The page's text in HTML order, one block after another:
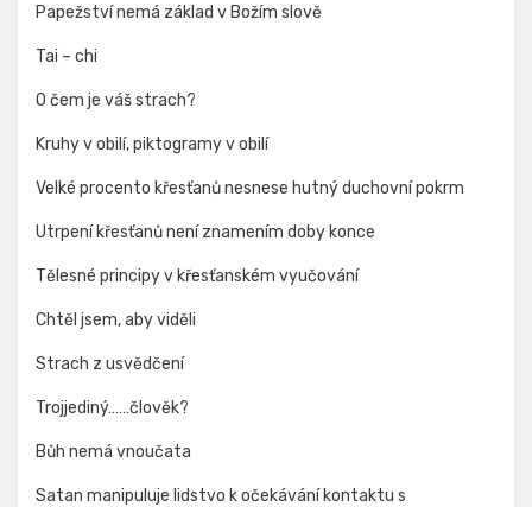
Papežství nemá základ v Božím slově
Tai – chi
O čem je váš strach?
Kruhy v obilí, piktogramy v obilí
Velké procento křesťanů nesnese hutný duchovní pokrm
Utrpení křesťanů není znamením doby konce
Tělesné principy v křesťanském vyučování
Chtěl jsem, aby viděli
Strach z usvědčení
Trojjediný……člověk?
Bůh nemá vnoučata
Satan manipuluje lidstvo k očekávání kontaktu s